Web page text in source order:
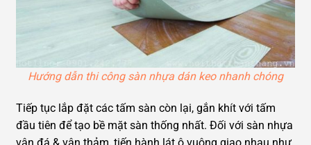
Hướng dẫn thi công sàn nhựa dán keo nhanh chóng
Tiếp tục lắp đặt các tấm sàn còn lại, gắn khít với tấm
đầu tiên để tạo bề mặt sàn thống nhất. Đối với sàn nhựa